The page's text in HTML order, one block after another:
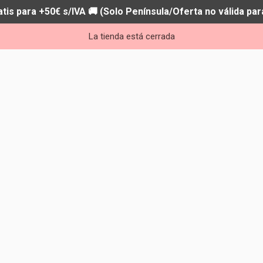
para +50€ s/IVA 🚚 (Solo Península/Oferta no válida
La tienda está cerrada